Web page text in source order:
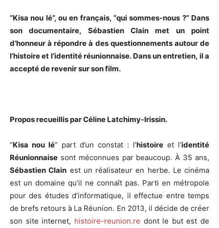
“Kisa nou lé”, ou en français, “qui sommes-nous ?” Dans
son documentaire, Sébastien Clain met un point
d’honneur à répondre à des questionnements autour de
l’histoire et l’identité réunionnaise. Dans un entretien, il a
accepté de revenir sur son film.
Propos recueillis par Céline Latchimy-Irissin.
“Kisa nou lé” part d’un constat : l’histoire et l’identité
Réunionnaise sont méconnues par beaucoup. À 35 ans,
Sébastien Clain est un réalisateur en herbe. Le cinéma
est un domaine qu’il ne connaît pas. Parti en métropole
pour des études d’informatique, il effectue entre temps
de brefs retours à La Réunion. En 2013, il décide de créer
son site internet, histoire-reunion.re dont le but est de